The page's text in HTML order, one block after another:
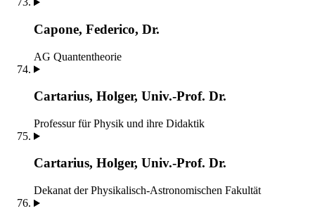
Capone, Federico, Dr.
AG Quantentheorie
Cartarius, Holger, Univ.-Prof. Dr.
Professur für Physik und ihre Didaktik
Cartarius, Holger, Univ.-Prof. Dr.
Dekanat der Physikalisch-Astronomischen Fakultät